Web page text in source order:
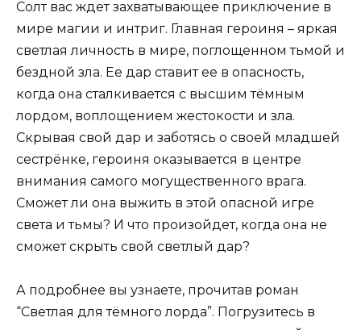
Солт вас ждет захватывающее приключение в
мире магии и интриг. Главная героиня – яркая
светлая личность в мире, поглощенном тьмой и
бездной зла. Ее дар ставит ее в опасность,
когда она сталкивается с высшим тёмным
лордом, воплощением жестокости и зла.
Скрывая свой дар и заботясь о своей младшей
сестрёнке, героиня оказывается в центре
внимания самого могущественного врага.
Сможет ли она выжить в этой опасной игре
света и тьмы? И что произойдет, когда она не
сможет скрыть свой светлый дар?
А подробнее вы узнаете, прочитав роман
“Светлая для тёмного лорда”. Погрузитесь в